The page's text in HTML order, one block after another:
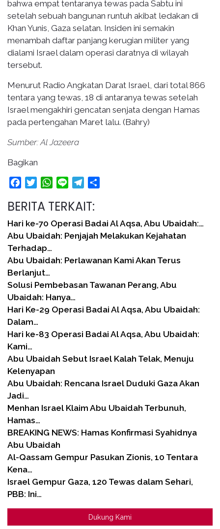
bahwa empat tentaranya tewas pada Sabtu ini
setelah sebuah bangunan runtuh akibat ledakan di
Khan Yunis, Gaza selatan. Insiden ini semakin
menambah daftar panjang kerugian militer yang
dialami Israel dalam operasi daratnya di wilayah
tersebut.
Menurut Radio Angkatan Darat Israel, dari total 866
tentara yang tewas, 18 di antaranya tewas setelah
Israel mengakhiri gencatan senjata dengan Hamas
pada pertengahan Maret lalu. (Bahry)
Sumber: Al Jazeera
Bagikan
FacebookTwitterWhatsApp
Line Telegram
BERITA TERKAIT:
Hari ke-70 Operasi Badai Al Aqsa, Abu Ubaidah:…
Abu Ubaidah: Penjajah Melakukan Kejahatan
Terhadap…
Abu Ubaidah: Perlawanan Kami Akan Terus
Berlanjut…
Solusi Pembebasan Tawanan Perang, Abu
Ubaidah: Hanya…
Hari Ke-29 Operasi Badai Al Aqsa, Abu Ubaidah:
Dalam…
Hari ke-83 Operasi Badai Al Aqsa, Abu Ubaidah:
Kami…
Abu Ubaidah Sebut Israel Kalah Telak, Menuju
Kelenyapan
Abu Ubaidah: Rencana Israel Duduki Gaza Akan
Jadi…
Menhan Israel Klaim Abu Ubaidah Terbunuh,
Hamas…
BREAKING NEWS: Hamas Konfirmasi Syahidnya
Abu Ubaidah
Al-Qassam Gempur Pasukan Zionis, 10 Tentara
Kena…
Israel Gempur Gaza, 120 Tewas dalam Sehari,
PBB: Ini…
Dukung Kami